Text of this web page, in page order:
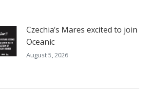
Czechia’s Mares excited to join
Oceanic
August 5, 2026